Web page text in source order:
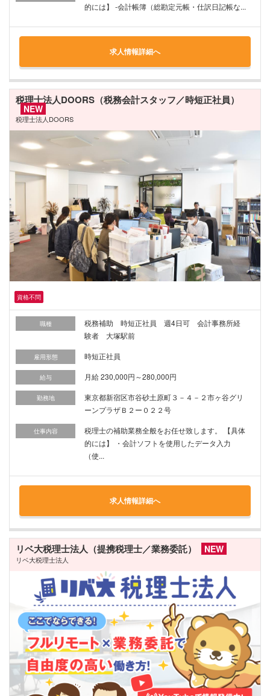
的には】 -会計帳簿（総勘定元帳・仕訳日記帳な...
求人情報詳細へ
税理士法人DOORS（税務会計スタッフ／時短正社員）
NEW
税理士法人DOORS
資格不問
職種
税務補助 時短正社員 週4日可 会計事務所経
験者 大塚駅前
雇用形態 時短正社員
給与 月給 230,000円～280,000円
勤務地
東京都新宿区市谷砂土原町３－４－２市ヶ谷グリ
ーンプラザＢ２ー０２２号
仕事内容
税理士の補助業務全般をお任せ致します。 【具体
的には】 ・会計ソフトを使用したデータ入力
（使...
求人情報詳細へ
リベ大税理士法人（提携税理士／業務委託） NEW
リベ大税理士法人